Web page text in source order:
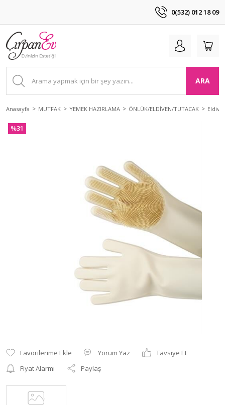
0(532) 012 18 09
ARA
Anasayfa MUTFAK YEMEK HAZIRLAMA ÖNLÜK/ELDİVEN/TUTACAK
%31
Yorum Yaz
Tavsiye Et
Fiyat Alarmı
Paylaş